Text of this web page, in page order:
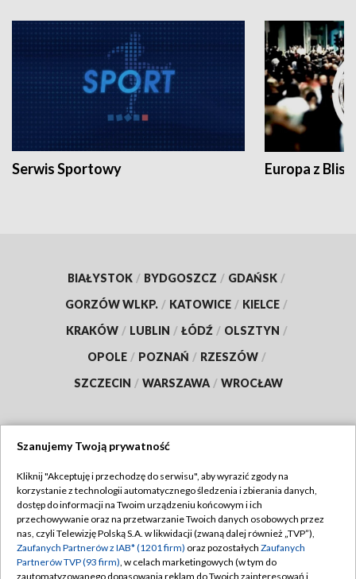
Serwis Sportowy Europa z
BIAŁYSTOK / BYDGOSZCZ / GDAŃSK /
GORZÓW WLKP. / KATOWICE / KIELCE /
KRAKÓW / LUBLIN / ŁÓDŹ / OLSZTYN /
OPOLE / POZNAŃ / RZESZÓW /
SZCZECIN / WARSZAWA / WROCŁAW
TVP
Abonament TVP
Emisja w TVP
Centrum informacji TVP
Regulamin TVP
Polityka prywatności
Moje zgody
Szanujemy Twoją prywatność
Kliknij "Akceptuję i przechodzę do serwisu", aby wyrazić zgody na
korzystanie z technologii automatycznego śledzenia i zbierania danych,
dostęp do informacji na Twoim urządzeniu końcowym i ich
przechowywanie oraz na przetwarzanie Twoich danych osobowych przez
nas, czyli Telewizję Polską S.A. w likwidacji (zwaną dalej również „TVP”),
Zaufanych Partnerów z IAB* (1201 firm) oraz pozostałych Zaufanych
Partnerów TVP (93 firm), w celach marketingowych (w tym do
zautomatyzowanego dopasowania reklam do Twoich zainteresowań i